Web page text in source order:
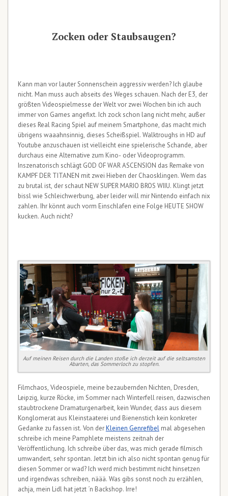
Zocken oder Staubsaugen?
Kann man vor lauter Sonnenschein aggressiv werden? Ich glaube
nicht. Man muss auch abseits des Weges schauen. Nach der E3, der
größten Videospielmesse der Welt vor zwei Wochen bin ich auch
immer von Games angefixt. Ich zock schon lang nicht mehr, außer
dieses Real Racing Spiel auf meinem Smartphone, das macht mich
übrigens waaahnsinnig, dieses Scheißspiel. Walktroughs in HD auf
Youtube anzuschauen ist vielleicht eine spielerische Schande, aber
durchaus eine Alternative zum Kino- oder Videoprogramm.
Inszenatorisch schlägt GOD OF WAR ASCENSION das Remake von
KAMPF DER TITANEN mit zwei Hieben der Chaosklingen. Wem das
zu brutal ist, der schaut NEW SUPER MARIO BROS WIIU. Klingt jetzt
bissl wie Schleichwerbung, aber leider will mir Nintendo einfach nix
zahlen. Ihr könnt auch vorm Einschlafen eine Folge HEUTE SHOW
kucken. Auch nicht?
Auf meinen Reisen durch die Landen stoße ich derzeit auf die seltsamsten
Abarten, das Sommerloch zu stopfen.
Filmchaos, Videospiele, meine bezaubernden Nichten, Dresden,
Leipzig, kurze Röcke, im Sommer nach Winterfell reisen, dazwischen
staubtrockene Dramaturgenarbeit, kein Wunder, dass aus diesem
Konglomerat aus Kleinstaaterei und Bienenstich kein konkreter
Gedanke zu fassen ist. Von derKleinen Genrefibelmal abgesehen
schreibe ich meine Pamphlete meistens zeitnah der
Veröffentlichung. Ich schreibe über das, was mich gerade filmisch
umwandert, sehr spontan. Jetzt bin ich also nicht spontan genug für
diesen Sommer or wad? Ich werd mich bestimmt nicht hinsetzen
und irgendwas schreiben, näää. Was gibs sonst noch zu erzählen,
achja, mein Lidl hat jetzt ´n Backshop. Irre!